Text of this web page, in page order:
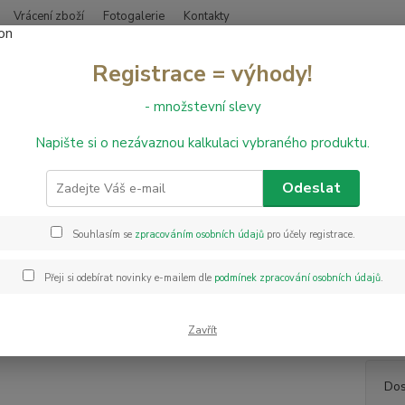
Vrácení zboží Fotogalerie Kontakty
Hledat
Čištění a údržba podlah Čistící přípravek na PVC, vinyl - Dr. Schutz R 1000
přípravek na PVC, vinyl - Dr.
Dr.
Čistí a
Registrace = výhody!
- množstevní slevy
Napište si o nezávaznou kalkulaci vybraného produktu.
Odeslat
Souhlasím se zpracováním osobních údajůpro účely registrace.
Přeji si odebírat novinky e-mailem dle podmínek zpracování osobních údajů.
Zavřít